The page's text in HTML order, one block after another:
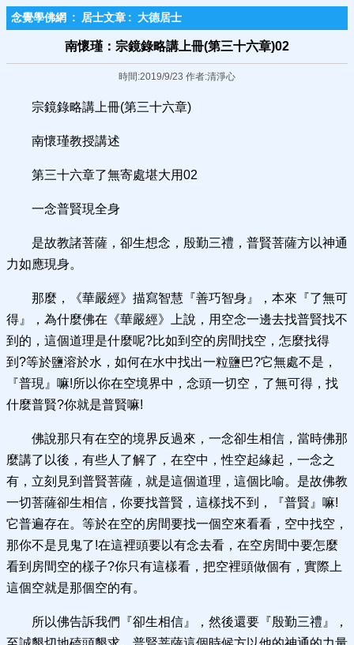
念覺學佛網 : 居士文章 : 大德居士
南懷瑾：宗鏡錄略講上冊(第三十六章)02
時間:2019/9/23 作者:清淨心
宗鏡錄略講上冊(第三十六章)
南懷瑾教授講述
第三十六章了無寄處堪大用02
一念普賢現全身
是故教諸菩薩，卻生想念，殷勤三禮，普賢菩薩方以神通
力如應現身。
那麼，《華嚴經》描寫智慧『善巧智身』，本來『了無可
得』，為什麼佛在《華嚴經》上說，用空念一邊去找普賢找不
到的，這個道理是什麼呢?比如到空的房間找空，怎麼找得
到?等於鹽溶於水，如何在水中找出一粒鹽巴?它無處不是，
『普現』嘛!所以你在空境界中，念頭一切空，了無可得，找
什麼普賢?你就是普賢嘛!
佛說那只有在空的境界反過來，一念卻生相信，當時佛那
麼講了以後，有些人了解了，在空中，性空起緣起，一念之
有，立刻見到普賢菩薩，就是這個道理，這個比喻。是故佛教
一切菩薩卻生相信，你要找普賢，這樣找不到，『普賢』嘛!
它普遍存在。等於在空的房間要找一個空來看看，空中找空，
那你不是見鬼了!在這裡頭要以有念去看，在空房間中要怎麼
看到房間空的樣子?你只有這樣看，把空裡頭做個有，實際上
這個空就是那個空的有。
所以佛告訴我們『卻生相信』，然後還要『殷勤三禮』，